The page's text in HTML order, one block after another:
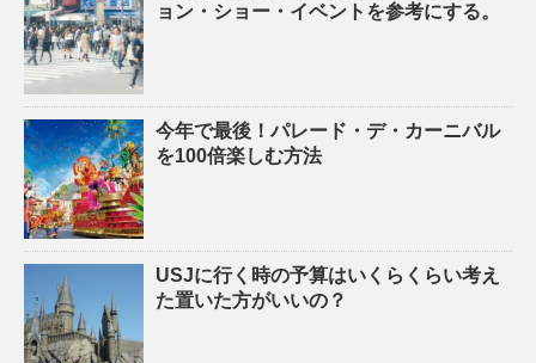
ョン・ショー・イベントを参考にする。
今年で最後！パレード・デ・カーニバル
を100倍楽しむ方法
USJに行く時の予算はいくらくらい考え
た置いた方がいいの？